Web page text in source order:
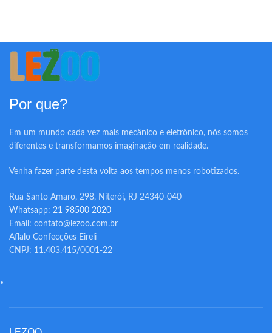
Por que?
Em um mundo cada vez mais mecânico e eletrônico, nós somos
diferentes e transformamos imaginação em realidade.
Venha fazer parte desta volta aos tempos menos robotizados.
Rua Santo Amaro, 298, Niterói, RJ 24340-040
Whatsapp: 21 98500 2020
Email: contato@lezoo.com.br
Aflalo Confecções Eireli
CNPJ: 11.403.415/0001-22